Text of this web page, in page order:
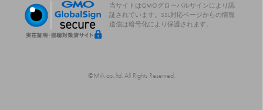
当サイトはGMOグローバルサインにより認
証されています。
SSL対応ページからの情報
送信は暗号化により保護されます。
©Milk.co.,ltd. All Rights Reserved.